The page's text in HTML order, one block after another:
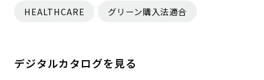
HEALTHCARE グリーン購入法適合
デジタルカタログを見る